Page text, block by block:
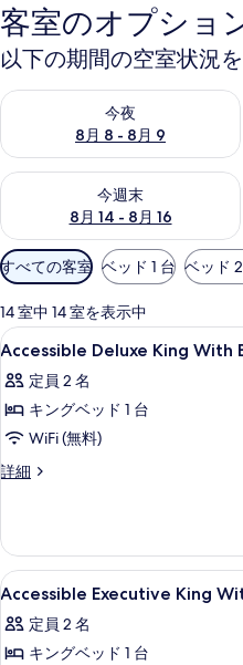
客室のオプショ
以下の期間の空室状況
今夜
8月 8 - 8月 9
今夜 8月 8 - 8月 9 の空室状況
今週末
8月 14 - 8月 16
今週末 8月 14 - 8月 16 の空室
利
用
可
能
な
客
室
の
り
条
件
すべての客室 ベッド 1 台 ベッド
14 室中 14 室を表示中
Accessible
Deluxe
King
With
Bath
の
て
の
真
5
Accessible Deluxe King With
定員 2 名
キングベッド 1 台
WiFi (無料)
詳細
Accessible
Bath
の
詳
Accessible
Executive
King
With
1
Accessible Executive King
定員 2 名
キングベッド 1 台